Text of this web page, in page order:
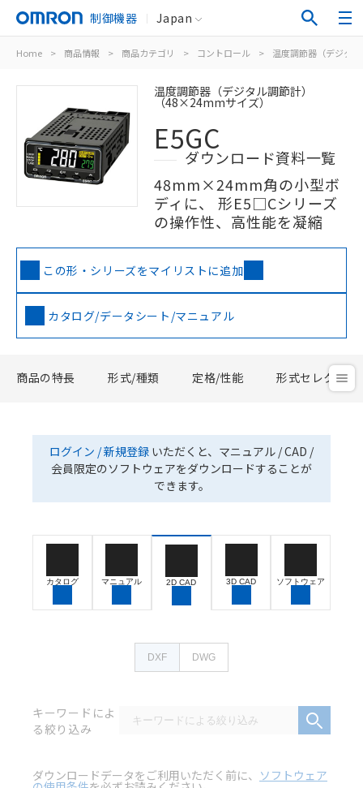
制御機器 Japan
Home > 商品情報 > 商品カテゴリ > コントロール > 温度調節器（デジタ
温度調節器（デジタル調節計）
（48×24mmサイズ）
E5GC
ダウンロード資料一覧
48mm×24mm角の小型ボ
ディに、 形E5□Cシリーズ
の操作性、高性能を凝縮
この形・シリーズをマイリストに追加
カタログ/データシート/マニュアル
商品の特長 形式/種類 定格/性能 形式セレクタ
ログイン / 新規登録 いただくと、マニュアル / CAD /
会員限定のソフトウェアをダウンロードすることが
できます。
カタログ マニュアル 2D CAD 3D CAD ソフトウェア
DXF DWG
キーワードによ
る絞り込み
ダウンロードデータをご利用いただく前に、 ソフトウェア